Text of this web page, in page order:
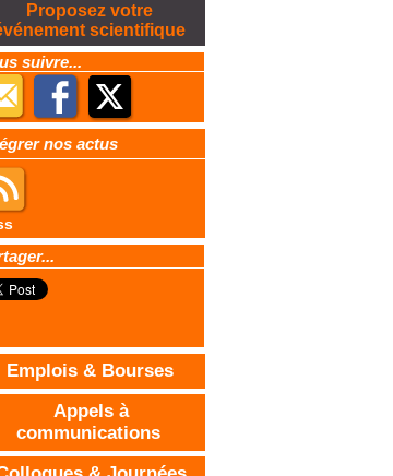
Proposez votre
scientifique
suivre...
nos actus
Emplois & Bourses
Appels à
communications